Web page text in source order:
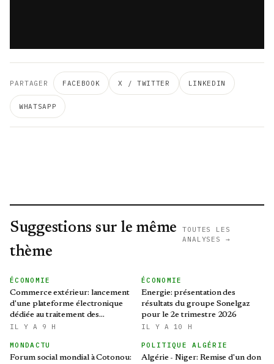
PARTAGER FACEBOOK X / TWITTER LINKEDIN
WHATSAPP
Suggestions sur le même
thème
TOUTES LES
ANALYSES →
ÉCONOMIE
Commerce extérieur: lancement
d'une plateforme électronique
dédiée au traitement des
préoccupations des opérateurs
IL Y A 9 H
ÉCONOMIE
Energie: présentation des
résultats du groupe Sonelgaz
pour le 2e trimestre 2026
IL Y A 10 H
MONDACTU
Forum social mondial à Cotonou:
POLITIQUE ALGÉRIE
Algérie - Niger: Remise d'un don